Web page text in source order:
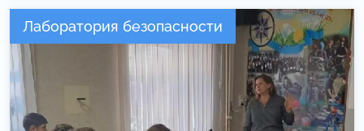
Лаборатория безопасности